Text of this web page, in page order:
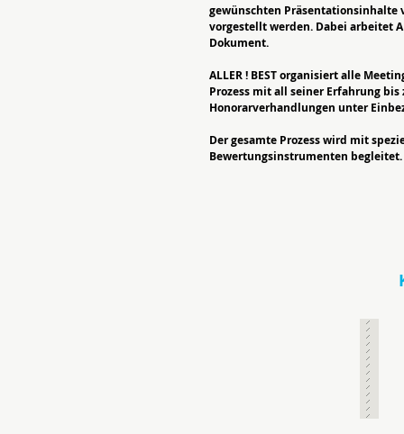
gewünschten Präsentationsinhalte
vorgestellt werden. Dabei arbeitet
Dokument.
ALLER ! BEST organisiert alle
Prozess mit all seiner Erfahrung
Honorarverhandlungen unter
Der gesamte Prozess wird mit
Bewertungsinstrumenten begleitet.